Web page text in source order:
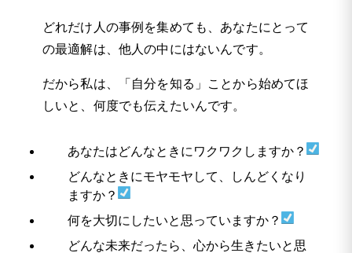
どれだけ人の事例を集めても、あなたにとって
の最適解は、他人の中にはないんです。
だから私は、「自分を知る」ことから始めてほ
しいと、何度でも伝えたいんです。
あなたはどんなときにワクワクしますか？
どんなときにモヤモヤして、しんどくなり
ますか？
何を大切にしたいと思っていますか？
どんな未来だったら、心から生きたいと思